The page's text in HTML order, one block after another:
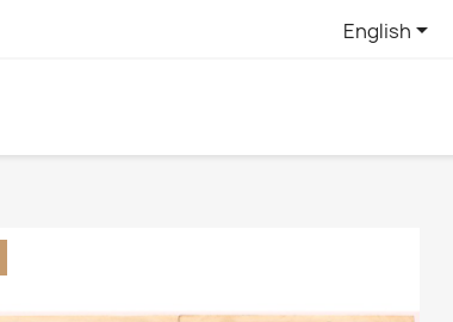
English